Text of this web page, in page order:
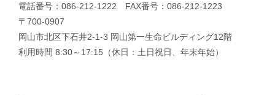
電話番号：086-212-1222 FAX番号：086-212-1223
〒700-0907
岡山市北区下石井2-1-3 岡山第一生命ビルディング12階
利用時間 8:30～17:15（休日：土日祝日、年末年始）